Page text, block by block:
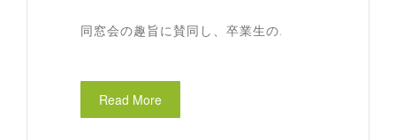
同窓会の趣旨に賛同し、卒業生の.
Read More